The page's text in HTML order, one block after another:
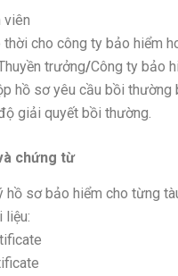
viên
cho công ty bảo hiểm
trưởng/Công ty bảo
hồ sơ yêu cầu bồi thường
giải quyết bồi thường.
chứng từ
hồ sơ bảo hiểm cho từng
liệu: